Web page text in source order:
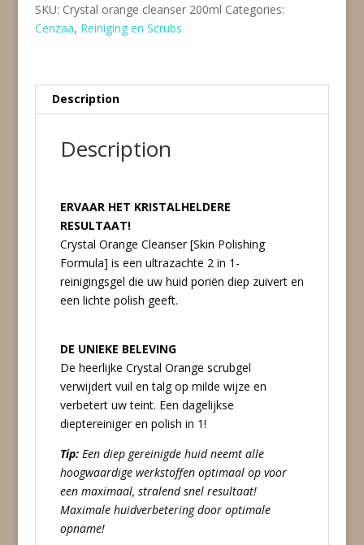
quantity
SKU: Crystal orange cleanser 200ml Categories:
Cenzaa, Reiniging en Scrubs
Description
Description
ERVAAR HET KRISTALHELDERE
RESULTAAT!
Crystal Orange Cleanser [Skin Polishing
Formula] is een ultrazachte 2 in 1-
reinigingsgel die uw huid poriën diep zuivert en
een lichte polish geeft.
DE UNIEKE BELEVING
De heerlijke Crystal Orange scrubgel
verwijdert vuil en talg op milde wijze en
verbetert uw teint. Een dagelijkse
dieptereiniger en polish in 1!
Tip:Een diep gereinigde huid neemt alle
hoogwaardige werkstoffen optimaal op voor
een maximaal, stralend snel resultaat!
Maximale huidverbetering door optimale
opname!